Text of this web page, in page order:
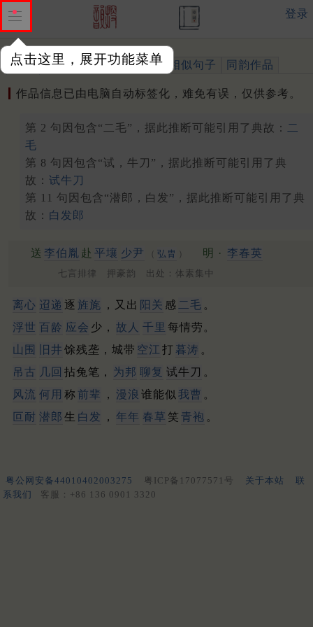
点击这里，展开功能菜单
登录
作品 标注四声 出处、引用 相似句子 同韵作品
作品信息已由电脑自动标签化，难免有误，仅供参考。
第 2 句因包含“二毛”，据此推断可能引用了典故： 二
毛
第 8 句因包含“试，牛刀”，据此推断可能引用了典
故： 试牛刀
第 11 句因包含“潜郎，白发”，据此推断可能引用了典
故： 白发郎
送 李伯胤 赴 平壤 少尹 （ 弘胄 ） 明 · 李春英
七言排律 押豪韵 出处：体素集中
离心 迢递 逐 旌旄 ，又出 阳关 感 二毛 。
浮世 百龄 应会 少， 故人 千里 每情劳。
山围
旧井 馀残垄，城带 空江 打 暮涛 。
吊古 几回 拈兔笔， 为邦 聊复 试牛刀 。
风流 何用 称 前辈 ， 漫浪 谁能似 我曹 。
叵耐 潜郎 生 白发 ， 年年 春草 笑 青袍 。
粤公网安备44010402003275 粤ICP备17077571号 关于本站
联
系我们
客服：+86 136 0901 3320